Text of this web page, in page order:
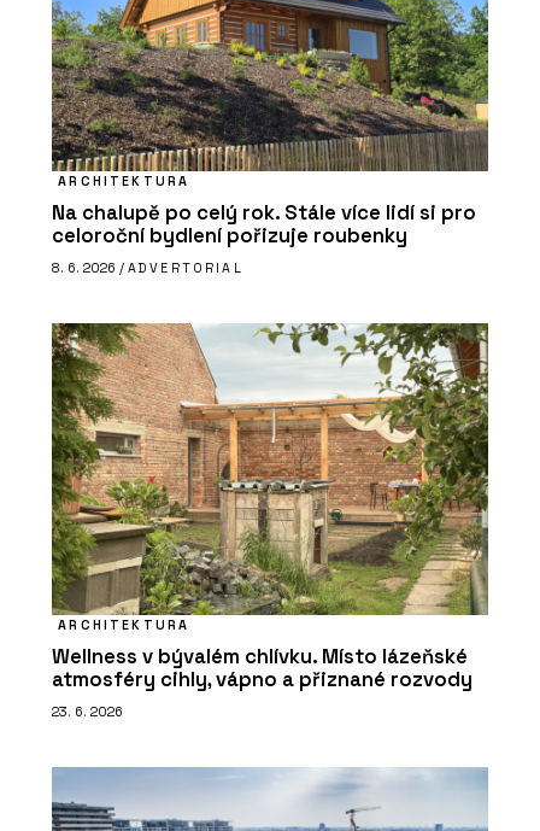
ARCHITEKTURA
Na chalupě po celý rok. Stále více lidí si pro
celoroční bydlení pořizuje roubenky
8. 6. 2026 / ADVERTORIAL
ARCHITEKTURA
Wellness v bývalém chlívku. Místo lázeňské
atmosféry cihly, vápno a přiznané rozvody
23. 6. 2026